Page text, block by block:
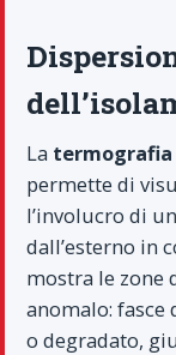
La
permette di
l’involucro di
dall’esterno in
mostra le zone
anomalo:
o degradato,